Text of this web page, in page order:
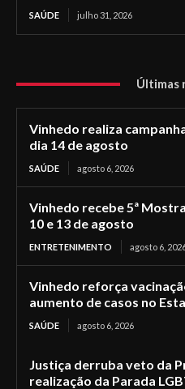
SAÚDE julho 31, 2026
Últimas
Vinhedo realiza
dia 14 de agosto
SAÚDE agosto 6, 2026
Vinhedo recebe 5ª
10 e 13 de agosto
ENTRETENIMENTO agosto 6,
Vinhedo reforça
aumento de casos no
SAÚDE agosto 6, 2026
Justiça derruba veto da
realização da Parada